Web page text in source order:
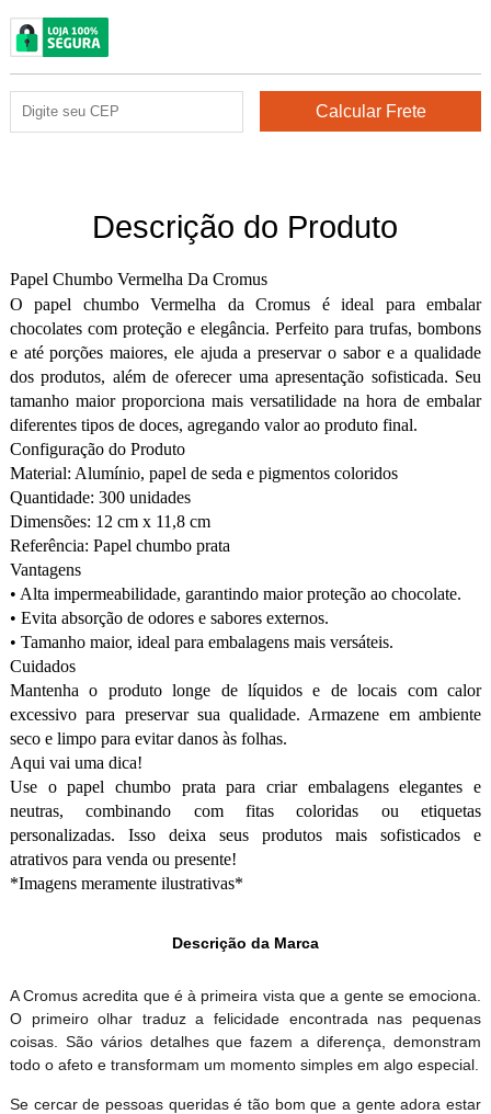
Descrição do Produto
Papel Chumbo Vermelha Da Cromus
O papel chumbo Vermelha da Cromus é ideal para embalar
chocolates com proteção e elegância. Perfeito para trufas, bombons
e até porções maiores, ele ajuda a preservar o sabor e a qualidade
dos produtos, além de oferecer uma apresentação sofisticada. Seu
tamanho maior proporciona mais versatilidade na hora de embalar
diferentes tipos de doces, agregando valor ao produto final.
Configuração do Produto
Material: Alumínio, papel de seda e pigmentos coloridos
Quantidade: 300 unidades
Dimensões: 12 cm x 11,8 cm
Referência: Papel chumbo prata
Vantagens
• Alta impermeabilidade, garantindo maior proteção ao chocolate.
• Evita absorção de odores e sabores externos.
• Tamanho maior, ideal para embalagens mais versáteis.
Cuidados
Mantenha o produto longe de líquidos e de locais com calor
excessivo para preservar sua qualidade. Armazene em ambiente
seco e limpo para evitar danos às folhas.
Aqui vai uma dica!
Use o papel chumbo prata para criar embalagens elegantes e
neutras, combinando com fitas coloridas ou etiquetas
personalizadas. Isso deixa seus produtos mais sofisticados e
atrativos para venda ou presente!
*Imagens meramente ilustrativas*
Descrição da Marca
A Cromus acredita que é à primeira vista que a gente se emociona.
O primeiro olhar traduz a felicidade encontrada nas pequenas
coisas. São vários detalhes que fazem a diferença, demonstram
todo o afeto e transformam um momento simples em algo especial.
Se cercar de pessoas queridas é tão bom que a gente adora estar